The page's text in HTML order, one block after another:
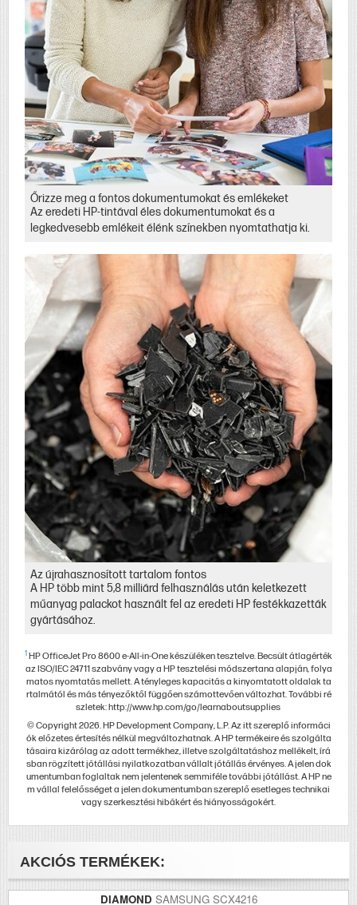
Őrizze meg a fontos dokumentumokat és emlékeket
Az eredeti HP-tintával éles dokumentumokat és a
legkedvesebb emlékeit élénk színekben nyomtathatja ki.
Az újrahasznosított tartalom fontos
A HP több mint 5,8 milliárd felhasználás után keletkezett
műanyag palackot használt fel az eredeti HP festékkazetták
gyártásához.
1 HP OfficeJet Pro 8600 e-All-in-One készüléken tesztelve. Becsült átlagérték
az ISO/IEC 24711 szabvány vagy a HP tesztelési módszertana alapján, folya
matos nyomtatás mellett. A tényleges kapacitás a kinyomtatott oldalak ta
rtalmától és más tényezőktől függően számottevően változhat. További ré
szletek: http://www.hp.com/go/learnaboutsupplies
© Copyright 2026. HP Development Company, L.P. Az itt szereplő informáci
ók előzetes értesítés nélkül megváltozhatnak. A HP termékeire és szolgálta
tásaira kizárólag az adott termékhez, illetve szolgáltatáshoz mellékelt, írá
sban rögzített jótállási nyilatkozatban vállalt jótállás érvényes. A jelen dok
umentumban foglaltak nem jelentenek semmiféle további jótállást. A HP ne
m vállal felelősséget a jelen dokumentumban szereplő esetleges technikai
vagy szerkesztési hibákért és hiányosságokért.
AKCIÓS TERMÉKEK:
DIAMOND SAMSUNG SCX4216